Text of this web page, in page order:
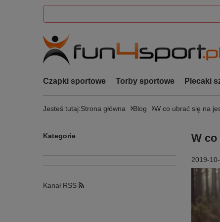
Czapki sportowe Torby sportowe Plecaki
Jesteś tutaj:Strona główna Blog W co ubrać się na
Kategorie
Kanał RSS
W co
2019-